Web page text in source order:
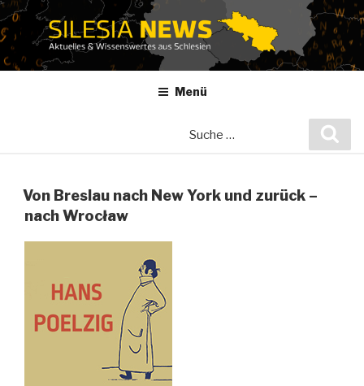
Zum
Inhalt
springen
Menü
Von Breslau nach New York und zurück –
nach Wrocław